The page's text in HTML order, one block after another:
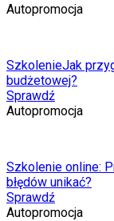
Autopromocja
SzkolenieJak
budżetowej?
Sprawdź
Autopromocja
Szkolenie online:
błędów unikać?
Sprawdź
Autopromocja